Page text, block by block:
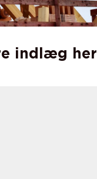
indlæg her